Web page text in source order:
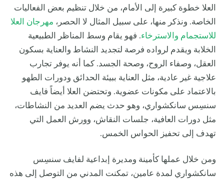
العلا خطوة كبيرة إلى الأمام، من خلال تنظيم بعض الفعاليات
الخاصة. ونذكر منها، على سبيل المثال لا الحصر، مهرجان العلا
للاستجمام والاسترخاء. فهو يقام وسط المناظر الطبيعية
الخلابة ويقدم لرواده فرصة لتجديد النشاط والعناية بسكون
العقل، وصفاء الروح، وصحة الجسد. كما أنه يوفر تجارب
علاجية غير عادية، مثل العناية ببيئة الحدائق ودورات الطهو
بالاعتماد على مكونات عضوية. وتحتضن العلا أيضاً فايف
سنسِس سانكشواري، وهو حدث يضم العديد من النشاطات،
مثل دورات العافية، جلسات النقاش، وورش العمل التي
تهدف إلى تحفيز الحواس الخمس.
ومن خلال عملها كأمينة ومديرة إبداعية لفايف سنسِس
سانكشواري لمدة عامين، تمكنت المدني من التوصل إلى هذه